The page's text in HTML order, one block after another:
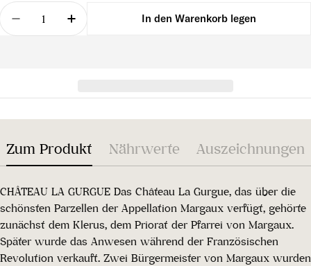
Menge
Menge für Chateau La Gurgue 2016 verringern
Menge für Chateau La Gurgue 2016
In den Warenkorb legen
Zum Produkt Nährwerte Auszeichnungen
CHÂTEAU LA GURGUE Das Château La Gurgue, das über die
schönsten Parzellen der Appellation Margaux verfügt, gehörte
zunächst dem Klerus, dem Priorat der Pfarrei von Margaux.
Später wurde das Anwesen während der Französischen
Revolution verkauft. Zwei Bürgermeister von Margaux wurden